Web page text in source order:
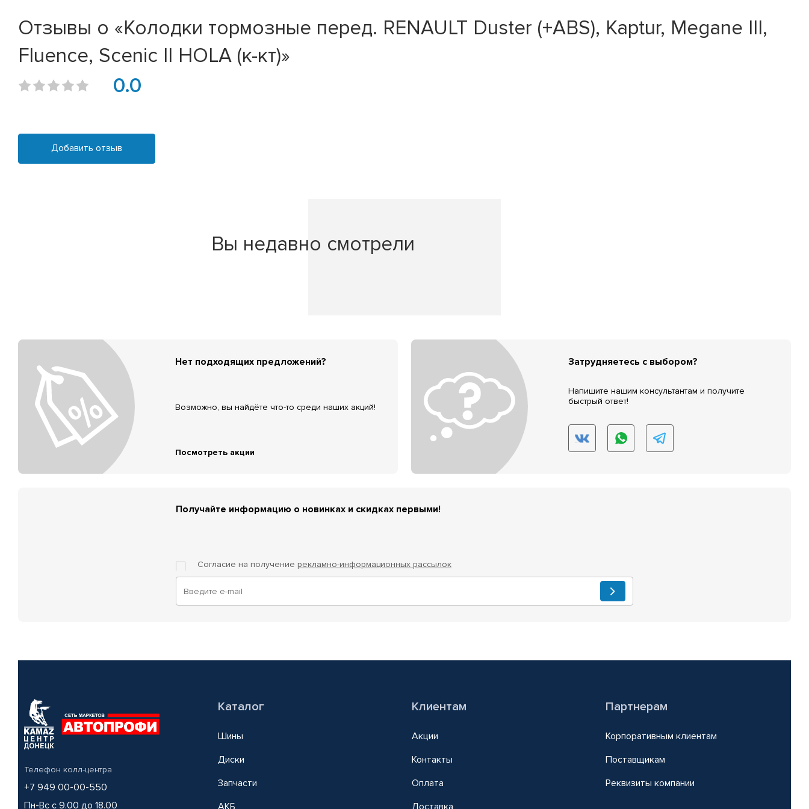
Отзывы о «Колодки тормозные перед. RENAULT Duster (+ABS), Kaptur, Megane III,
Fluence, Scenic II HOLA (к-кт)»
0.0
Добавить отзыв
Вы недавно смотрели
Нет подходящих предложений?
Возможно, вы найдёте что-то среди наших акций!
Посмотреть акции
Затрудняетесь с выбором?
Напишите нашим консультантам и получите
быстрый ответ!
Получайте информацию о новинках и скидках первыми!
Согласие на получение рекламно-информационных рассылок
Телефон колл-центра
+7 949 00-00-550
Пн-Вс с 9.00 до 18.00
Каталог
Шины
Диски
Запчасти
АКБ
Клиентам
Акции
Контакты
Оплата
Доставка
Партнерам
Корпоративным клиентам
Поставщикам
Реквизиты компании